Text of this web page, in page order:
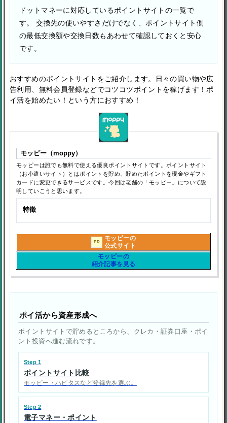
ドットマネーに対応しているポイントサイトの一覧で
す。 交換先の使いやすさだけでなく、ポイントサイト側
の最低交換額や交換日数もあわせて確認しておくと安心
です。
おすすめのポイントサイトをご紹介します。日々の買い物や広
告利用、無料会員登録などでコツコツポイントを稼げます！ポ
イ活を始めたい！という方におすすめ！
モッピー（moppy）
モッピーは誰でも無料で使える優良ポイントサイトです。ポイントサイト
（お小遣いサイト）とはポイントを貯め、貯めたポイントを現金やギフト
カードに変更できるサービスです。今回は老舗の「モッピー」について説
明していこうと思います。
特徴
PR
モッピーの
公式サイト
モッピーの
紹介記事を見る
ポイ活から資産形成へ
ポイントサイトで貯めるところから、クレカ・証券口座・ポイ
ント投資へ進む流れです。
Step 1
ポイントサイト比較
モッピー・ハピタスなど登録先を選ぶ。
Step 2
電子マネー・ポイント